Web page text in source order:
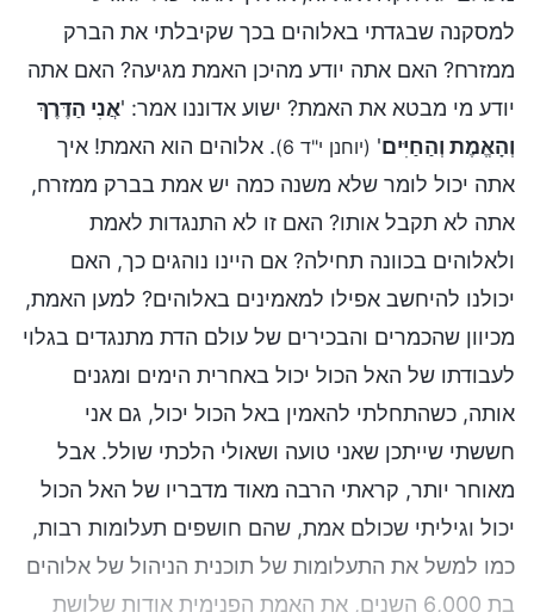
למסקנה שבגדתי באלוהים בכך שקיבלתי את הברק
ממזרח? האם אתה יודע מהיכן האמת מגיעה? האם אתה
יודע מי מבטא את האמת? ישוע אדוננו אמר: 'אֲנִי הַדֶּרֶךְ
וְהָאֱמֶת וְהַחַיִּים' (יוחנן י"ד 6)
. אלוהים הוא האמת! איך
אתה יכול לומר שלא משנה כמה יש אמת בברק ממזרח,
אתה לא תקבל אותו? האם זו לא התנגדות לאמת
ולאלוהים בכוונה תחילה? אם היינו נוהגים כך, האם
יכולנו להיחשב אפילו למאמינים באלוהים? למען האמת,
מכיוון שהכמרים והבכירים של עולם הדת מתנגדים בגלוי
לעבודתו של האל הכול יכול באחרית הימים ומגנים
אותה, כשהתחלתי להאמין באל הכול יכול, גם אני
חששתי שייתכן שאני טועה ושאולי הלכתי שולל. אבל
מאוחר יותר, קראתי הרבה מאוד מדבריו של האל הכול
יכול וגיליתי שכולם אמת, שהם חושפים תעלומות רבות,
כמו למשל את התעלומות של תוכנית הניהול של אלוהים
בת 6,000 השנים, את האמת הפנימית אודות שלושת